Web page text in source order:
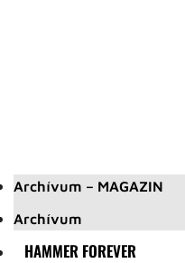
Archívum – MAGAZIN
Archívum
HAMMER FOREVER